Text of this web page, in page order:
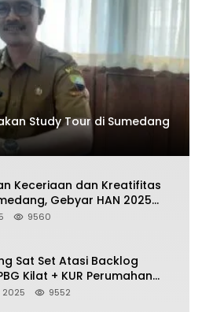
Study Tour di Sumedang
Keceriaan dan Kreatifitas
Gebyar HAN 2025
dan Wabup
9560
Sat Set Atasi Backlog
Kilat + KUR Perumahan
2025 9552